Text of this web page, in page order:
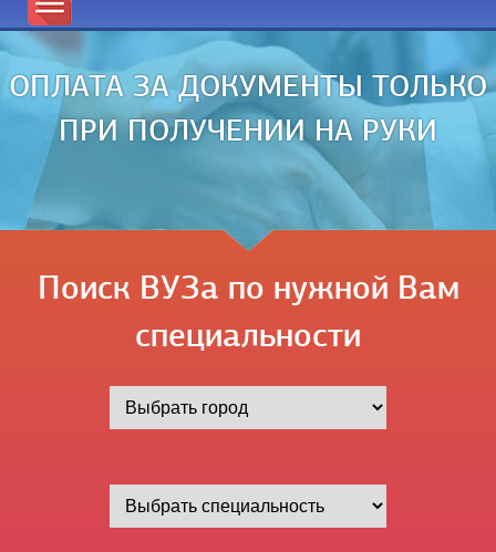
ОПЛАТА ЗА ДОКУМЕНТЫ ТОЛЬКО
ПРИ ПОЛУЧЕНИИ НА РУКИ
Поиск ВУЗа по нужной Вам
специальности